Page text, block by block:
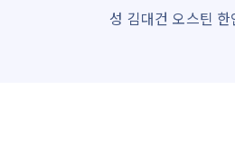
성 김대건 오스틴